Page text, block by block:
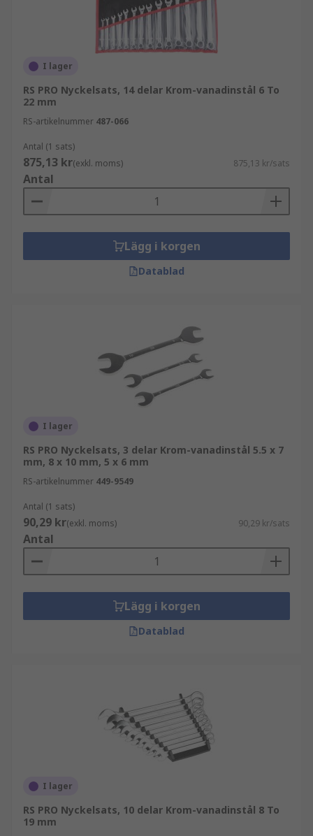
I lager
RS PRO Nyckelsats, 14 delar Krom-vanadinstål 6 To
22 mm
RS-artikelnummer 487-066
Antal (1 sats)
875,13 kr(exkl. moms) 875,13 kr/sats
Antal
Lägg i korgen
Datablad
I lager
RS PRO Nyckelsats, 3 delar Krom-vanadinstål 5.5 x 7
mm, 8 x 10 mm, 5 x 6 mm
RS-artikelnummer 449-9549
Antal (1 sats)
90,29 kr(exkl. moms) 90,29 kr/sats
Antal
Lägg i korgen
Datablad
I lager
RS PRO Nyckelsats, 10 delar Krom-vanadinstål 8 To
19 mm